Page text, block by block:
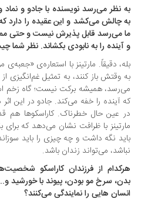
نظر می‌رسد نویسنده با جادو و نماد و
چالش می‌کشد و این عقیده را دارد که هر
می‌رسد قابل پذیرش نیست و حتی ممکن
را به نابودی بکشاند. نظر شما چیست؟
دقیقاً. مارتینز با استعاره‌ی «جعبه‌ی
وقتش باز کنند، به تمثیل غم‌انگیزی از
همیشه برکت نیست؛ گاه زخم است،
آینده را خفه می‌کند. جادو در این اثر
عین حال خطرناک. کاراسکوها هم قدرت
با ظرافت نشان می‌دهد که برای بقا،
نگه داشت و چه چیزی را باید سوزاند.
می‌تواند زندان باشد.
از فرزندان کاراسکو شخصیت‌هایی
سرخ مو بودن، پیوند با خورشید و...هر
هایی را نمایندگی می‌کنند؟